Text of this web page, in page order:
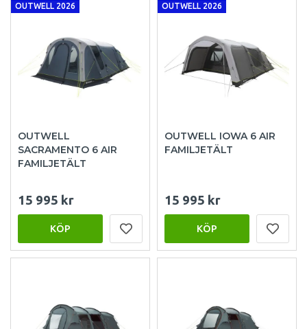
OUTWELL 2026
OUTWELL
SACRAMENTO 6 AIR
FAMILJETÄLT
15 995 kr
KÖP
OUTWELL 2026
OUTWELL IOWA 6 AIR
FAMILJETÄLT
15 995 kr
KÖP